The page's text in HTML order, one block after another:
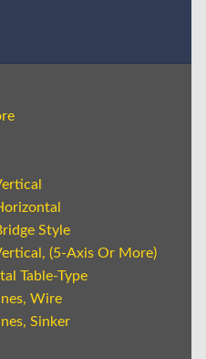
Style
(5-Axis Or More)
Table-Type
Wire
Sinker